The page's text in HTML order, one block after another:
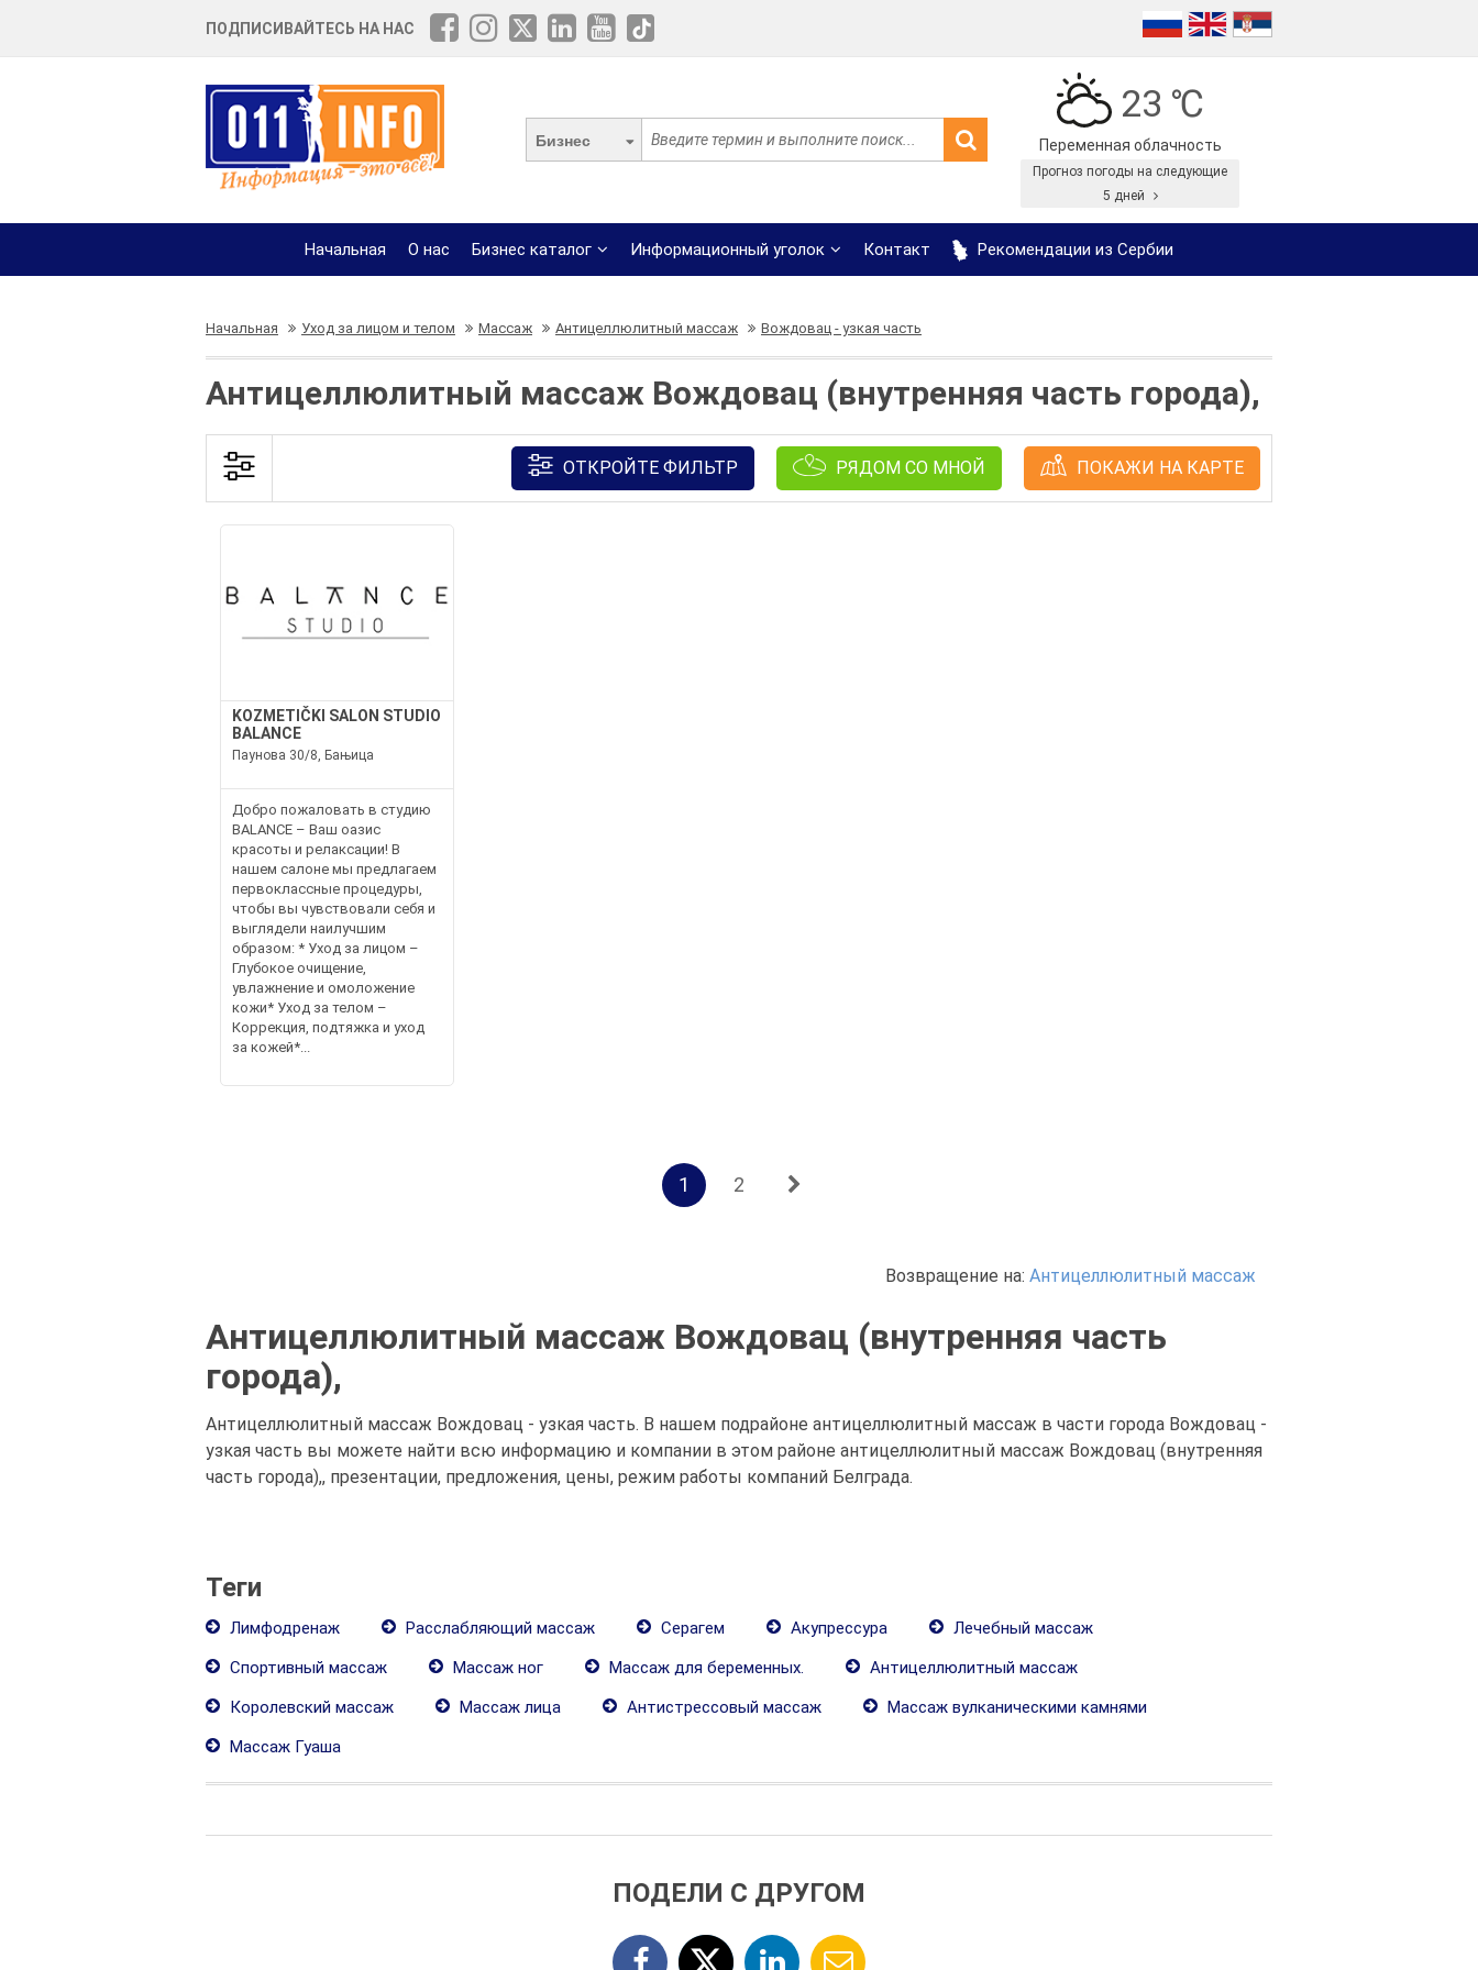
ПОДПИСИВАЙТЕСЬ НА НАС
Бизнес
23 ℃
Переменная облачность
Прогноз погоды на следующие
5 дней
Начальная О нас Бизнес каталог Информационный уголок Контакт Рекомендации из Сербии
Начальная Уход за лицом и телом Массаж Антицеллюлитный массаж Вождовац - узкая часть
Антицеллюлитный массаж Вождовац (внутренняя часть города),
ОТКРОЙТЕ ФИЛЬТР РЯДОМ СО МНОЙ ПОКАЖИ НА КАРТЕ
KOZMETIČKI SALON STUDIO
BALANCE
Паунова 30/8, Бањица
Добро пожаловать в студию
BALANCE – Ваш оазис
красоты и релаксации! В
нашем салоне мы предлагаем
первоклассные процедуры,
чтобы вы чувствовали себя и
выглядели наилучшим
образом: * Уход за лицом –
Глубокое очищение,
увлажнение и омоложение
кожи* Уход за телом –
Коррекция, подтяжка и уход
за кожей*...
1 2
Возвращение на: Антицеллюлитный массаж
Антицеллюлитный массаж Вождовац (внутренняя часть
города),
Антицеллюлитный массаж Вождовац - узкая часть. В нашем подрайоне антицеллюлитный массаж в части города Вождовац -
узкая часть вы можете найти всю информацию и компании в этом районе антицеллюлитный массаж Вождовац (внутренняя
часть города),, презентации, предложения, цены, режим работы компаний Белграда.
Теги
Лимфодренаж Расслабляющий массаж Серагем Акупрессура
Лечебный массаж
Спортивный массаж
Массаж ног Массаж для беременных.
Антицеллюлитный массаж
Королевский массаж
Массаж лица Антистрессовый массаж
Массаж вулканическими камнями
Массаж Гуаша
ПОДЕЛИ С ДРУГОМ